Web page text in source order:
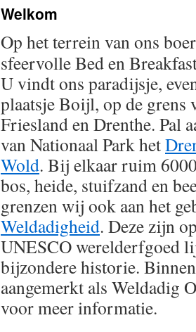
Welkom
Op het terrein van ons
sfeervolle Bed en
U vindt ons paradijsje,
plaatsje Boijl, op de grens
Friesland en Drenthe. Pal
van Nationaal Park het
Wold. Bij elkaar ruim
bos, heide, stuifzand en
grenzen wij ook aan het
Weldadigheid. Deze zijn
UNESCO werelderfgoed
bijzondere historie.
aangemerkt als Weldadig
voor meer informatie.